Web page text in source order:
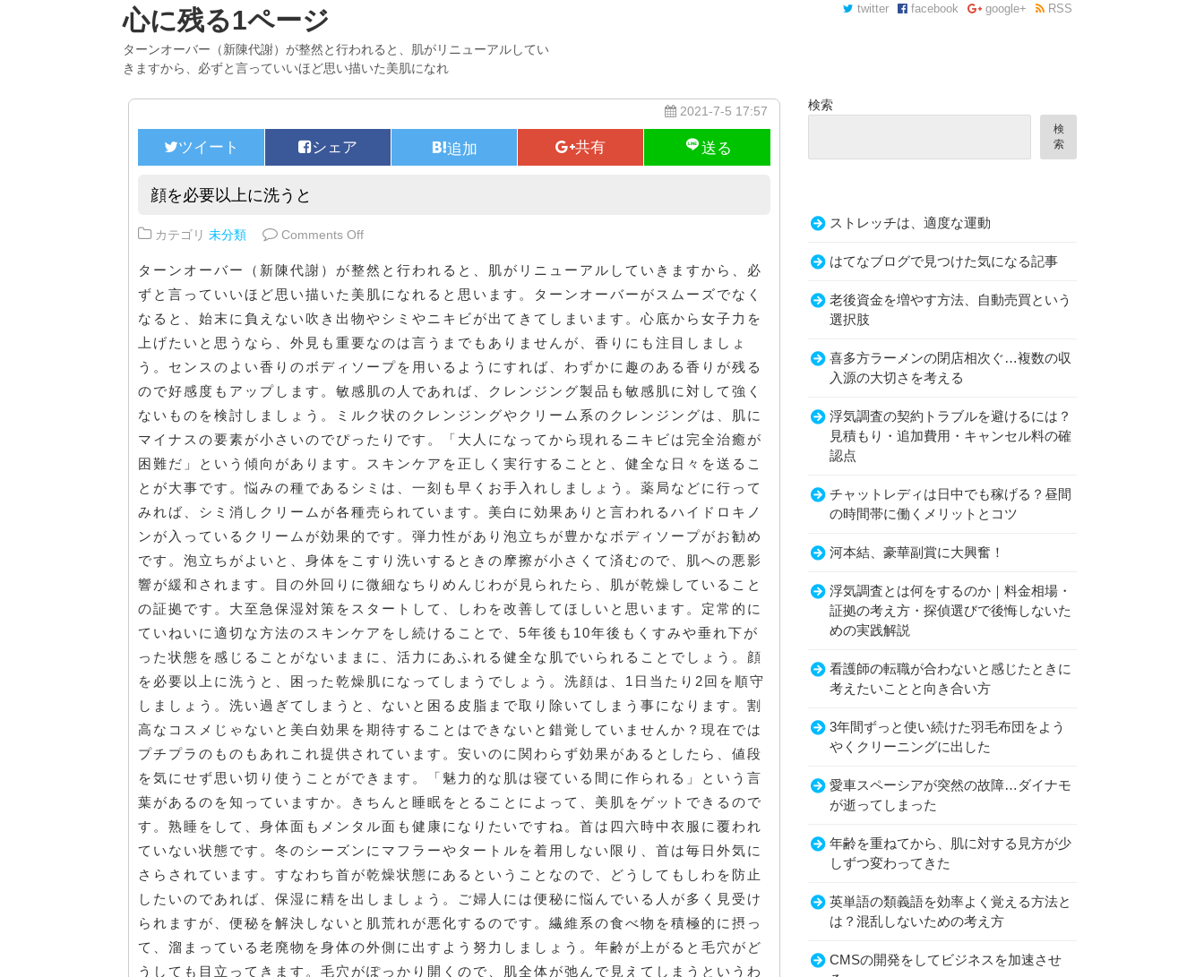
心に残る1ページ
ターンオーバー（新陳代謝）が整然と行われると、肌がリニューアルしてい
きますから、必ずと言っていいほど思い描いた美肌になれ
twitter facebook google+ RSS
2021-7-5 17:57
顔を必要以上に洗うと
カテゴリ 未分類 Comments Offon 顔を必要以上に洗うと
ターンオーバー（新陳代謝）が整然と行われると、肌がリニューアルしていきますから、必
ずと言っていいほど思い描いた美肌になれると思います。ターンオーバーがスムーズでなく
なると、始末に負えない吹き出物やシミやニキビが出てきてしまいます。心底から女子力を
上げたいと思うなら、外見も重要なのは言うまでもありませんが、香りにも注目しましょ
う。センスのよい香りのボディソープを用いるようにすれば、わずかに趣のある香りが残る
ので好感度もアップします。敏感肌の人であれば、クレンジング製品も敏感肌に対して強く
ないものを検討しましょう。ミルク状のクレンジングやクリーム系のクレンジングは、肌に
マイナスの要素が小さいのでぴったりです。「大人になってから現れるニキビは完全治癒が
困難だ」という傾向があります。スキンケアを正しく実行することと、健全な日々を送るこ
とが大事です。悩みの種であるシミは、一刻も早くお手入れしましょう。薬局などに行って
みれば、シミ消しクリームが各種売られています。美白に効果ありと言われるハイドロキノ
ンが入っているクリームが効果的です。弾力性があり泡立ちが豊かなボディソープがお勧め
です。泡立ちがよいと、身体をこすり洗いするときの摩擦が小さくて済むので、肌への悪影
響が緩和されます。目の外回りに微細なちりめんじわが見られたら、肌が乾燥していること
の証拠です。大至急保湿対策をスタートして、しわを改善してほしいと思います。定常的に
ていねいに適切な方法のスキンケアをし続けることで、5年後も10年後もくすみや垂れ下が
った状態を感じることがないままに、活力にあふれる健全な肌でいられることでしょう。顔
を必要以上に洗うと、困った乾燥肌になってしまうでしょう。洗顔は、1日当たり2回を順守
しましょう。洗い過ぎてしまうと、ないと困る皮脂まで取り除いてしまう事になります。割
高なコスメじゃないと美白効果を期待することはできないと錯覚していませんか？現在では
プチプラのものもあれこれ提供されています。安いのに関わらず効果があるとしたら、値段
を気にせず思い切り使うことができます。「魅力的な肌は寝ている間に作られる」という言
葉があるのを知っていますか。きちんと睡眠をとることによって、美肌をゲットできるので
す。熟睡をして、身体面もメンタル面も健康になりたいですね。首は四六時中衣服に覆われ
ていない状態です。冬のシーズンにマフラーやタートルを着用しない限り、首は毎日外気に
さらされています。すなわち首が乾燥状態にあるということなので、どうしてもしわを防止
したいのであれば、保湿に精を出しましょう。ご婦人には便秘に悩んでいる人が多く見受け
られますが、便秘を解決しないと肌荒れが悪化するのです。繊維系の食べ物を積極的に摂っ
て、溜まっている老廃物を身体の外側に出すよう努力しましょう。年齢が上がると毛穴がど
うしても目立ってきます。毛穴がぽっかり開くので、肌全体が弛んで見えてしまうというわ
検索
検
索
ストレッチは、適度な運動
はてなブログで見つけた気になる記事
老後資金を増やす方法、自動売買という
選択肢
喜多方ラーメンの閉店相次ぐ…複数の収
入源の大切さを考える
浮気調査の契約トラブルを避けるには？
見積もり・追加費用・キャンセル料の確
認点
チャットレディは日中でも稼げる？昼間
の時間帯に働くメリットとコツ
河本結、豪華副賞に大興奮！
浮気調査とは何をするのか｜料金相場・
証拠の考え方・探偵選びで後悔しないた
めの実践解説
看護師の転職が合わないと感じたときに
考えたいことと向き合い方
3年間ずっと使い続けた羽毛布団をよう
やくクリーニングに出した
愛車スペーシアが突然の故障…ダイナモ
が逝ってしまった
年齢を重ねてから、肌に対する見方が少
しずつ変わってきた
英単語の類義語を効率よく覚える方法と
は？混乱しないための考え方
CMSの開発をしてビジネスを加速させ